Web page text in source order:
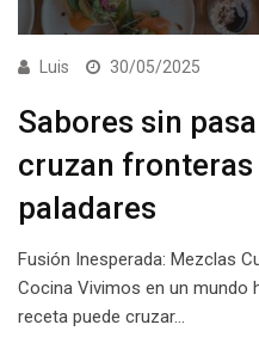
Luis 30/05/2025
Sabores sin
cruzan
paladares
Fusión Inesperada: Mezclas
Cocina Vivimos en un mundo
receta puede cruzar…